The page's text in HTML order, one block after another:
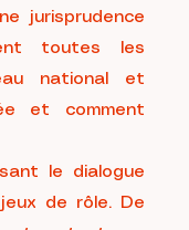
jurisprudence
toutes les
national et
et comment
le dialogue
de rôle. De